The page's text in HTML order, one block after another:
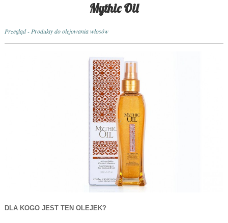
Mythic Oil
Przegląd - Produkty do olejowania włosów
DLA KOGO JEST TEN OLEJEK?